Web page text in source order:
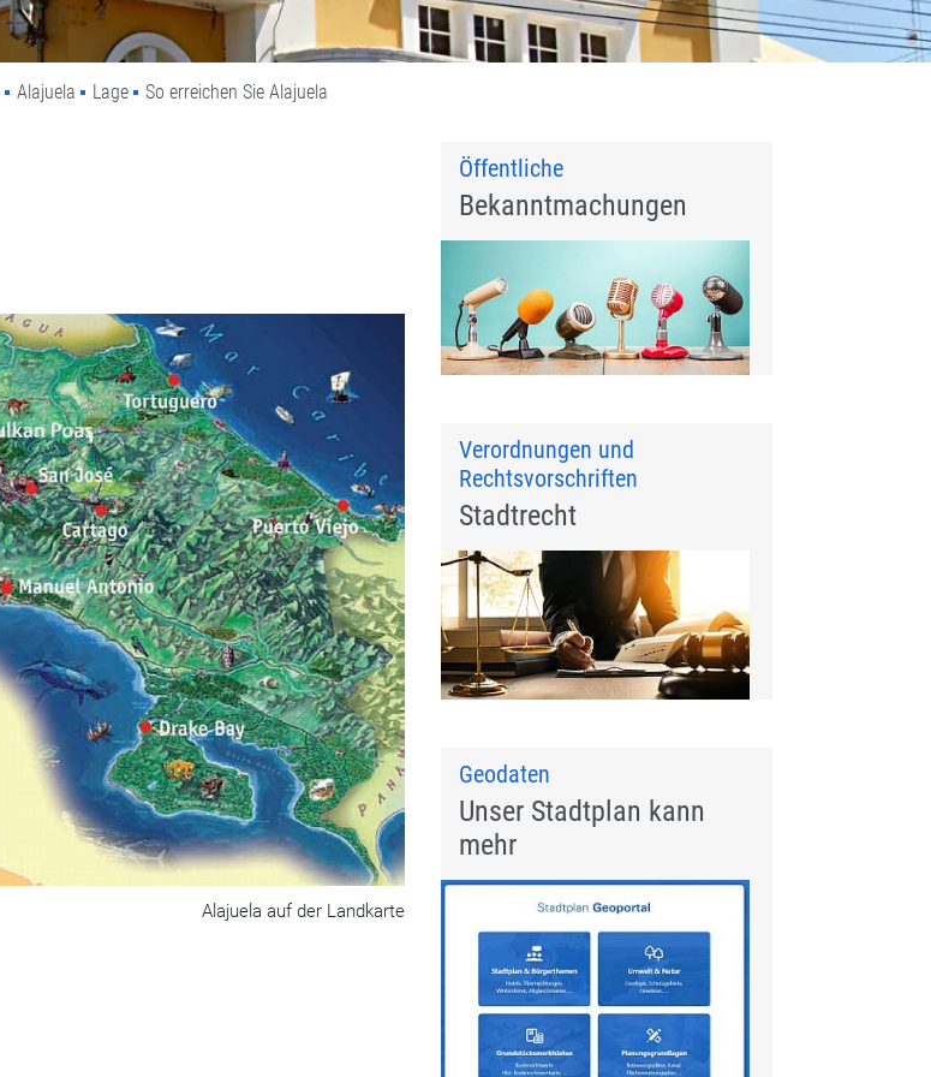
Alajuela Lage So erreichen Sie Alajuela
Alajuela auf der Landkarte
Öffentliche
Bekanntmachungen
Verordnungen und
Rechtsvorschriften
Stadtrecht
Geodaten
Unser Stadtplan kann
mehr